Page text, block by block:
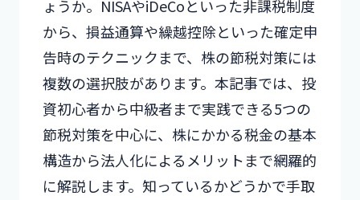
ょうか。NISAやiDeCoといった非課税制度
から、損益通算や繰越控除といった確定申
告時のテクニックまで、株の節税対策には
複数の選択肢があります。本記事では、投
資初心者から中級者まで実践できる5つの
節税対策を中心に、株にかかる税金の基本
構造から法人化によるメリットまで網羅的
に解説します。知っているかどうかで手取